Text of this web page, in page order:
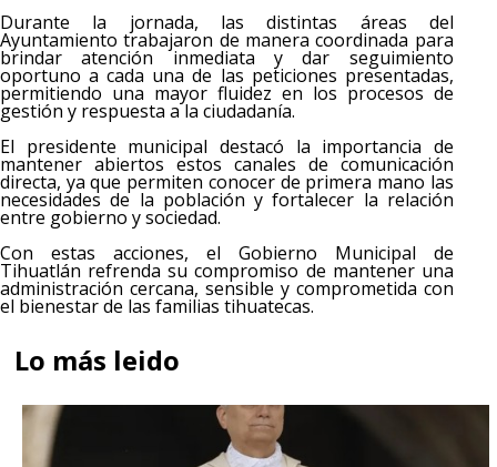
Durante la jornada, las distintas áreas del
Ayuntamiento trabajaron de manera coordinada para
brindar atención inmediata y dar seguimiento
oportuno a cada una de las peticiones presentadas,
permitiendo una mayor fluidez en los procesos de
gestión y respuesta a la ciudadanía.
El presidente municipal destacó la importancia de
mantener abiertos estos canales de comunicación
directa, ya que permiten conocer de primera mano las
necesidades de la población y fortalecer la relación
entre gobierno y sociedad.
Con estas acciones, el Gobierno Municipal de
Tihuatlán refrenda su compromiso de mantener una
administración cercana, sensible y comprometida con
el bienestar de las familias tihuatecas.
Lo más leido